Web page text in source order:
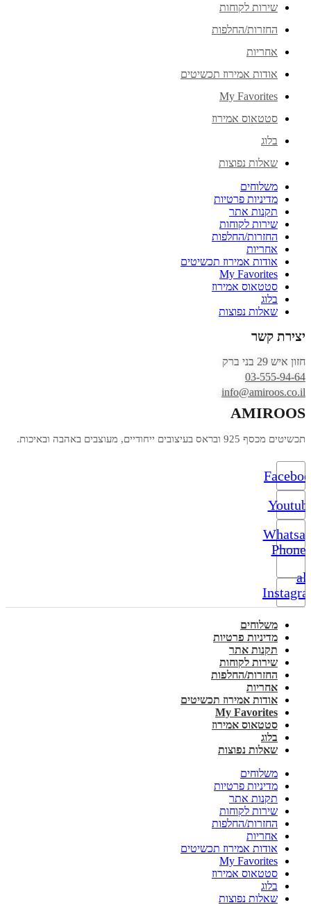
שירות לקוחות
החזרות/החלפות
אחריות
אודות אמירוז תכשיטים
My Favorites
סטטאוס אמירוז
בלוג
שאלות נפוצות
משלוחים
מדיניות פרטיות
תקנות אתר
שירות לקוחות
החזרות/החלפות
אחריות
אודות אמירוז תכשיטים
My Favorites
סטטאוס אמירוז
בלוג
שאלות נפוצות
יצירת קשר
חזון איש 29 בני ברק
03-555-94-64
info@amiroos.co.il
AMIROOS
תכשיטים מכסף 925 ובראס בעיצובים ייחודיים, מעוצבים באהבה ובאיכות.
Phone-
alt
משלוחים
מדיניות פרטיות
תקנות אתר
שירות לקוחות
החזרות/החלפות
אחריות
אודות אמירוז תכשיטים
My Favorites
סטטאוס אמירוז
בלוג
שאלות נפוצות
משלוחים
מדיניות פרטיות
תקנות אתר
שירות לקוחות
החזרות/החלפות
אחריות
אודות אמירוז תכשיטים
My Favorites
סטטאוס אמירוז
בלוג
שאלות נפוצות